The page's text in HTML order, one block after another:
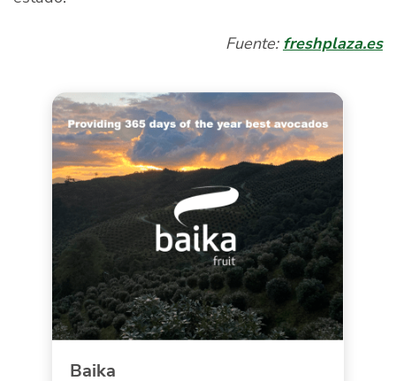
Fuente: freshplaza.es
Baika